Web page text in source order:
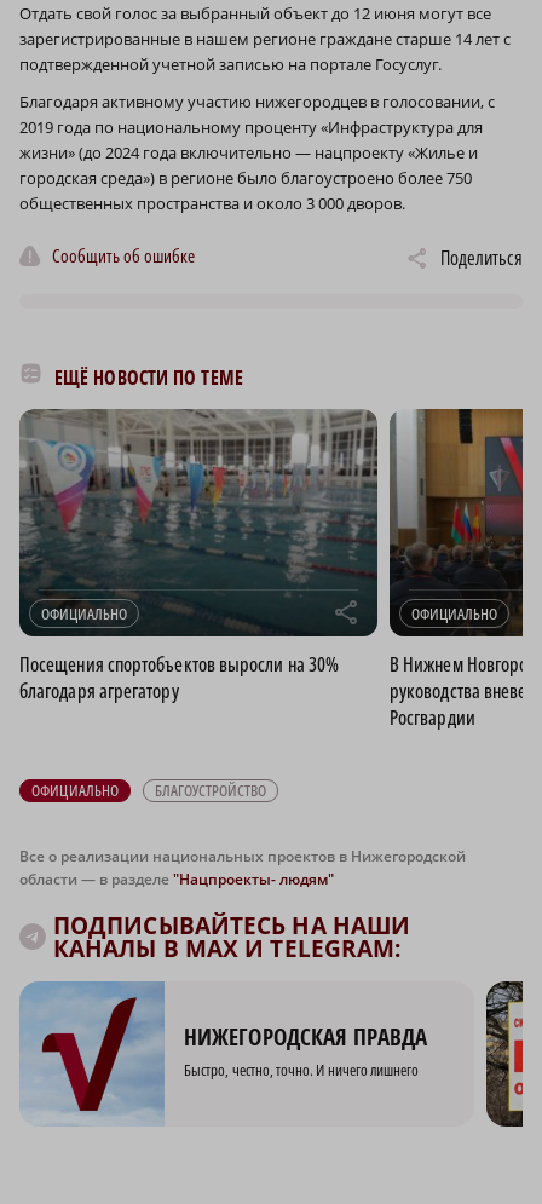
Отдать свой голос за выбранный объект до 12 июня могут все
зарегистрированные в нашем регионе граждане старше 14 лет с
подтвержденной учетной записью на портале Госуслуг.
Благодаря активному участию нижегородцев в голосовании, с
2019 года по национальному проценту «Инфраструктура для
жизни» (до 2024 года включительно — нацпроекту «Жилье и
городская среда») в регионе было благоустроено более 750
общественных пространства и около 3 000 дворов.
Сообщить об ошибке Поделиться
ЕЩЁ НОВОСТИ ПО ТЕМЕ
ОФИЦИАЛЬНО r
Посещения спортобъектов выросли на 30%
благодаря агрегатору
ОФИЦИАЛЬНО
В Нижнем
руководства
Росгвардии
ОФИЦИАЛЬНО БЛАГОУСТРОЙСТВО
Все о реализации национальных проектов в Нижегородской
области — в разделе"Нацпроекты- людям"
ПОДПИСЫВАЙТЕСЬ НА НАШИ
КАНАЛЫ В MAX И TELEGRAM:
НИЖЕГОРОДСКАЯ ПРАВДА
Быстро, честно, точно. И ничего лишнего